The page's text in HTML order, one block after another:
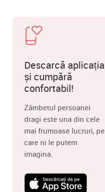
Descarcă aplicația
și cumpără
confortabil!
Zâmbetul persoanei
dragi este una din cele
mai frumoase lucruri, pe
care ni le putem
imagina.